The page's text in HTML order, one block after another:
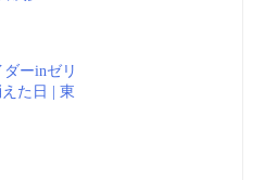
ダーinゼリ
た日 | 東